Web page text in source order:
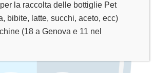
la raccolta delle bottiglie Pet
bibite, latte, succhi, aceto, ecc)
(18 a Genova e 11 nel